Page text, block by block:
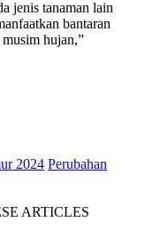
jenis tanaman lain
bantaran
hujan,”
2024 Perubahan
ARTICLES